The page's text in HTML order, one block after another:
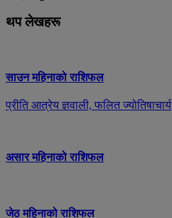
थप लेखहरू
साउन महिनाको राशिफल
प्रीति आत्रेय ज्ञवाली, फलित ज्योतिषाचार्य
असार महिनाको राशिफल
जेठ महिनाको राशिफल